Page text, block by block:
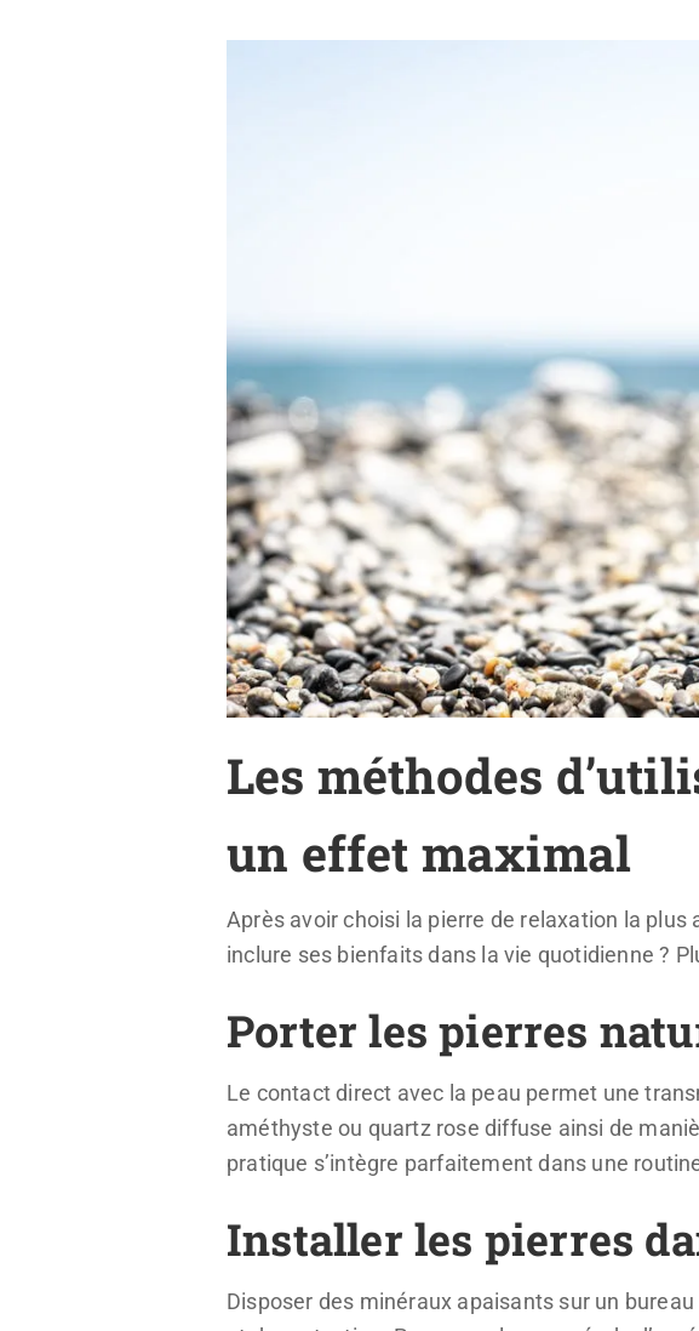
Les méthodes
un effet maximal
Après avoir choisi la pierre de relaxation la
inclure ses bienfaits dans la vie quotidienne ?
Porter les pierres
Le contact direct avec la peau permet une
améthyste ou quartz rose diffuse ainsi de
pratique s’intègre parfaitement dans une
Installer les pierres
Disposer des minéraux apaisants sur un